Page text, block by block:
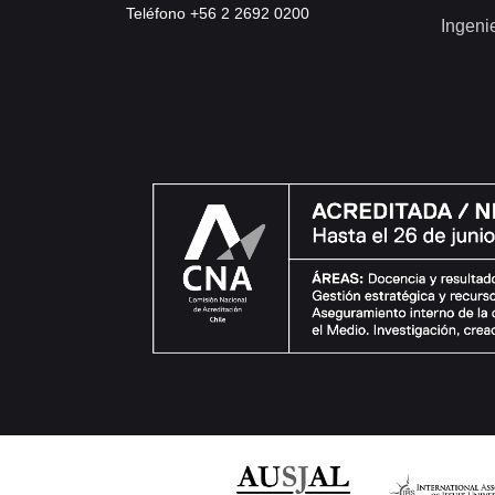
Teléfono +56 2 2692 0200